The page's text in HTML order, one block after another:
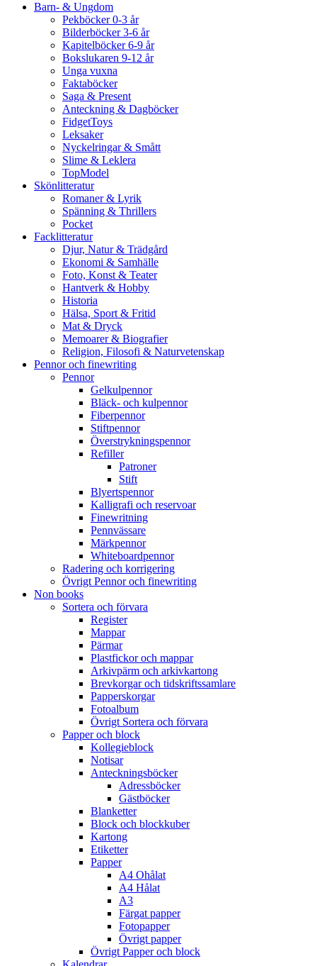
Barn- & Ungdom
Pekböcker 0-3 år
Bilderböcker 3-6 år
Kapitelböcker 6-9 år
Bokslukaren 9-12 år
Unga vuxna
Faktaböcker
Saga & Present
Anteckning & Dagböcker
FidgetToys
Leksaker
Nyckelringar & Smått
Slime & Leklera
TopModel
Skönlitteratur
Romaner & Lyrik
Spänning & Thrillers
Pocket
Facklitteratur
Djur, Natur & Trädgård
Ekonomi & Samhälle
Foto, Konst & Teater
Hantverk & Hobby
Historia
Hälsa, Sport & Fritid
Mat & Dryck
Memoarer & Biografier
Religion, Filosofi & Naturvetenskap
Pennor och finewriting
Pennor
Gelkulpennor
Bläck- och kulpennor
Fiberpennor
Stiftpennor
Överstrykningspennor
Refiller
Patroner
Stift
Blyertspennor
Kalligrafi och reservoar
Finewritning
Pennvässare
Märkpennor
Whiteboardpennor
Radering och korrigering
Övrigt Pennor och finewriting
Non books
Sortera och förvara
Register
Mappar
Pärmar
Plastfickor och mappar
Arkivpärm och arkivkartong
Brevkorgar och tidskriftssamlare
Papperskorgar
Fotoalbum
Övrigt Sortera och förvara
Papper och block
Kollegieblock
Notisar
Anteckningsböcker
Adressböcker
Gästböcker
Blanketter
Block och blockkuber
Kartong
Etiketter
Papper
A4 Ohålat
A4 Hålat
A3
Färgat papper
Fotopapper
Övrigt papper
Övrigt Papper och block